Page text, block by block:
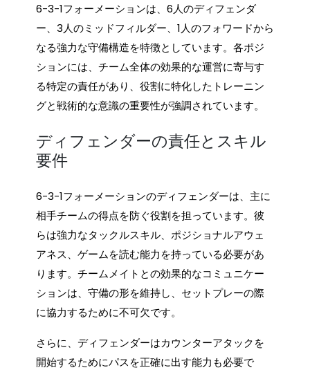
6-3-1フォーメーションは、6人のディフェンダ
ー、3人のミッドフィルダー、1人のフォワードから
なる強力な守備構造を特徴としています。各ポジ
ションには、チーム全体の効果的な運営に寄与す
る特定の責任があり、役割に特化したトレーニン
グと戦術的な意識の重要性が強調されています。
ディフェンダーの責任とスキル
要件
6-3-1フォーメーションのディフェンダーは、主に
相手チームの得点を防ぐ役割を担っています。彼
らは強力なタックルスキル、ポジショナルアウェ
アネス、ゲームを読む能力を持っている必要があ
ります。チームメイトとの効果的なコミュニケー
ションは、守備の形を維持し、セットプレーの際
に協力するために不可欠です。
さらに、ディフェンダーはカウンターアタックを
開始するためにパスを正確に出す能力も必要で